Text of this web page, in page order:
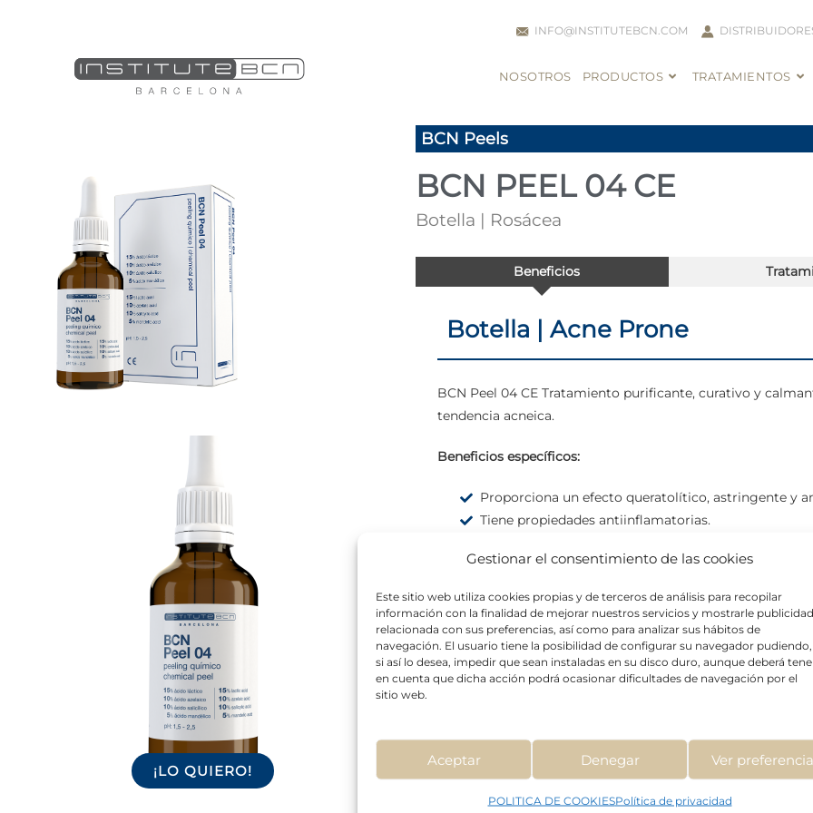
Gestionar el consentimiento de las cookies
Este sitio web utiliza cookies propias y de terceros de análisis para recopilar
información con la finalidad de mejorar nuestros servicios y mostrarle publicidad
relacionada con sus preferencias, así como para analizar sus hábitos de
navegación. El usuario tiene la posibilidad de configurar su navegador pudiendo,
si así lo desea, impedir que sean instaladas en su disco duro, aunque deberá
en cuenta que dicha acción podrá ocasionar dificultades de navegación por el
sitio web.
Aceptar Denegar Ver
POLITICA DE COOKIESPolítica de privacidad
INFO@INSTITUTEBCN.COM
NOSOTROS PRODUCTOS TRATAMIENTOS
¡LO QUIERO!
BCN Peels
BCN PEEL 04 CE
Botella | Rosácea
Beneficios
Botella | Acne Prone
BCN Peel 04 CE Tratamiento purificante, curativo y
tendencia acneica.
Beneficios específicos:
Proporciona un efecto queratolítico, astringente y
Tiene propiedades antiinflamatorias.
Reduce las cicatrices superficiales generadas por el